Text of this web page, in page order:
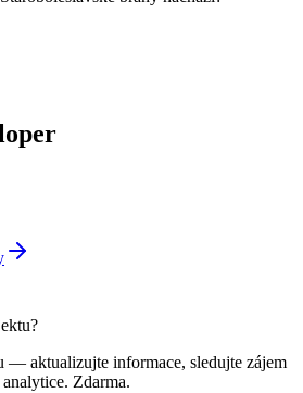
— aktualizujte informace, sledujte zájem
Zdarma.